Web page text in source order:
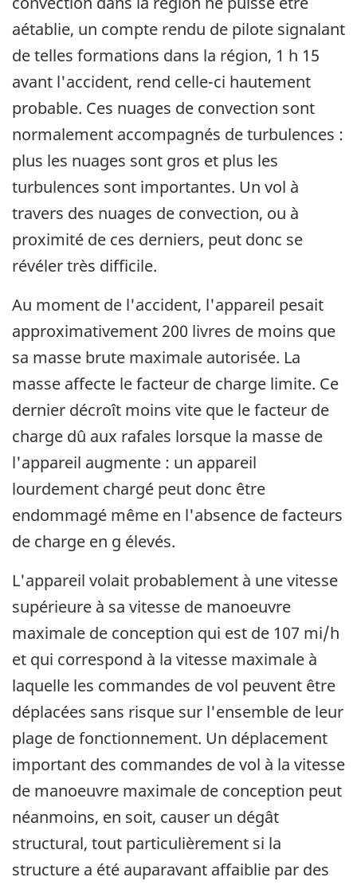
aétablie, un compte rendu de pilote signalant
de telles formations dans la région, 1 h 15
avant l'accident, rend celle-ci hautement
probable. Ces nuages de convection sont
normalement accompagnés de turbulences :
plus les nuages sont gros et plus les
turbulences sont importantes. Un vol à
travers des nuages de convection, ou à
proximité de ces derniers, peut donc se
révéler très difficile.
Au moment de l'accident, l'appareil pesait
approximativement 200 livres de moins que
sa masse brute maximale autorisée. La
masse affecte le facteur de charge limite. Ce
dernier décroît moins vite que le facteur de
charge dû aux rafales lorsque la masse de
l'appareil augmente : un appareil
lourdement chargé peut donc être
endommagé même en l'absence de facteurs
de charge en g élevés.
L'appareil volait probablement à une vitesse
supérieure à sa vitesse de manoeuvre
maximale de conception qui est de 107 mi/h
et qui correspond à la vitesse maximale à
laquelle les commandes de vol peuvent être
déplacées sans risque sur l'ensemble de leur
plage de fonctionnement. Un déplacement
important des commandes de vol à la vitesse
de manoeuvre maximale de conception peut
néanmoins, en soit, causer un dégât
structural, tout particulièrement si la
structure a été auparavant affaiblie par des